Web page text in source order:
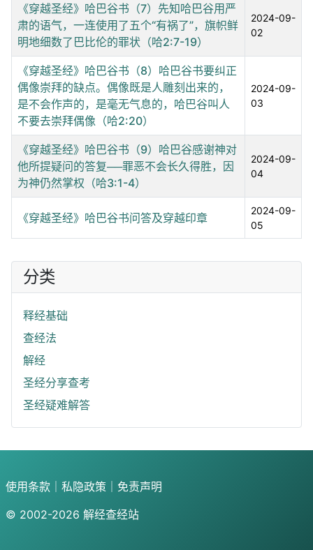
《穿越圣经》哈巴谷书（7）先知哈巴谷用严
肃的语气，一连使用了五个“有祸了”，旗帜鲜
明地细数了巴比伦的罪状（哈2:7-19）
2024-09-
02
《穿越圣经》哈巴谷书（8）哈巴谷书要纠正
偶像崇拜的缺点。偶像既是人雕刻出来的，
是不会作声的，是毫无气息的，哈巴谷叫人
不要去崇拜偶像（哈2:20）
2024-09-
03
《穿越圣经》哈巴谷书（9）哈巴谷感谢神对
他所提疑问的答复──罪恶不会长久得胜，因
为神仍然掌权（哈3:1-4）
2024-09-
04
《穿越圣经》哈巴谷书问答及穿越印章
2024-09-
05
分类
释经基础
查经法
解经
圣经分享查考
圣经疑难解答
使用条款 私隐政策
免责声明
© 2002-2026 解经查经站